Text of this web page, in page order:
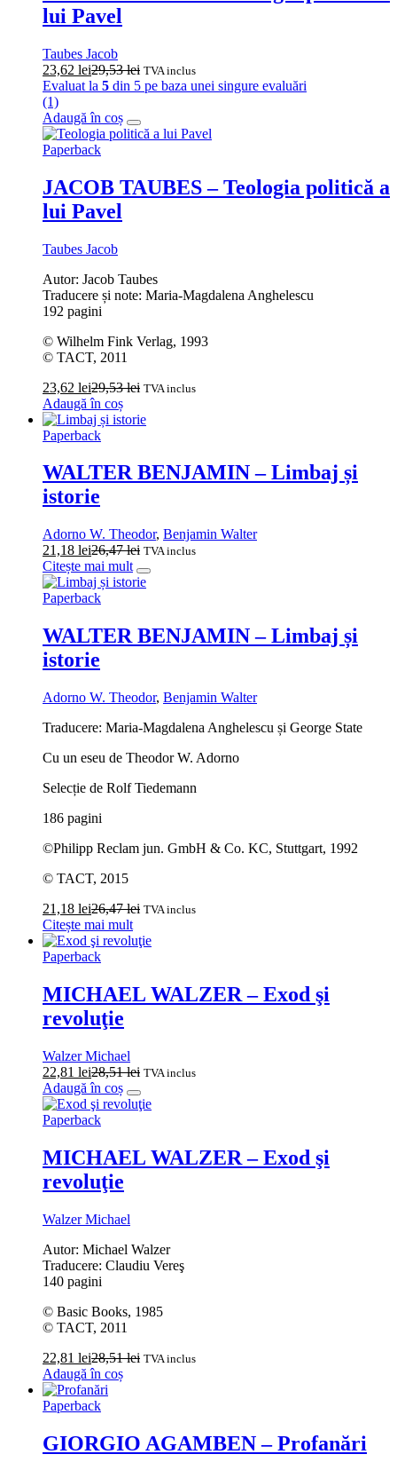
lui Pavel
Taubes Jacob
23,62 lei29,53lei TVA inclus
Evaluat la 5 din 5 pe baza unei singure evaluări
(1)
Adaugă în coș
Paperback
JACOB TAUBES – Teologia politică a
lui Pavel
Taubes Jacob
Autor: Jacob Taubes
Traducere și note: Maria-Magdalena Anghelescu
192 pagini
© Wilhelm Fink Verlag, 1993
© TACT, 2011
23,62 lei29,53lei TVA inclus
Adaugă în coș
Paperback
WALTER BENJAMIN – Limbaj și
istorie
Adorno W. Theodor, Benjamin Walter
21,18 lei26,47lei TVA inclus
Citește mai mult
Paperback
WALTER BENJAMIN – Limbaj și
istorie
Adorno W. Theodor, Benjamin Walter
Traducere: Maria-Magdalena Anghelescu și George State
Cu un eseu de Theodor W. Adorno
Selecție de Rolf Tiedemann
186 pagini
©Philipp Reclam jun. GmbH & Co. KC, Stuttgart, 1992
© TACT, 2015
21,18 lei26,47lei TVA inclus
Citește mai mult
Paperback
MICHAEL WALZER – Exod şi
revoluţie
Walzer Michael
22,81 lei28,51lei TVA inclus
Adaugă în coș
Paperback
MICHAEL WALZER – Exod şi
revoluţie
Walzer Michael
Autor: Michael Walzer
Traducere: Claudiu Vereş
140 pagini
© Basic Books, 1985
© TACT, 2011
22,81 lei28,51lei TVA inclus
Adaugă în coș
Paperback
GIORGIO AGAMBEN – Profanări